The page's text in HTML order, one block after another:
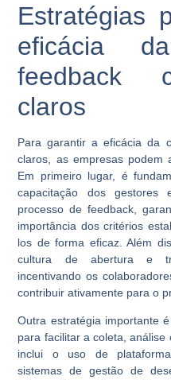
Estratégias
eficácia
feedback
claros
Para garantir a eficácia da
claros, as empresas podem
Em primeiro lugar, é
capacitação dos gestores
processo de feedback,
importância dos critérios
los de forma eficaz. Além
cultura de abertura e
incentivando os
contribuir ativamente para o
Outra estratégia importante
para facilitar a coleta,
inclui o uso de
sistemas de gestão de